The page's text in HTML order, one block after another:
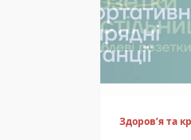
Здоров’я та